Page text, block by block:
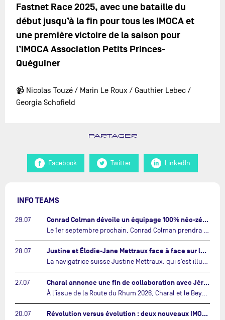
Fastnet Race 2025, avec une bataille du
début jusqu’à la fin pour tous les IMOCA et
une première victoire de la saison pour
l’IMOCA Association Petits Princes-
Quéguiner
📹 Nicolas Touzé / Marin Le Roux / Gauthier Lebec /
Georgia Schofield
PARTAGER
Facebook Twitter LinkedIn
INFO TEAMS
29.07 Conrad Colman dévoile un équipage 100% néo-zélandais tourné vers l'avenir…
28.07 Justine et Élodie-Jane Mettraux face à face sur la transatlantique The Ocean Race Atlantic…
La navigatrice suisse Justine Mettraux, qui s’est illustrée comme la femme la plus rapide du Vendée Globe et qui fait actuellement construire un nouvel IMOCA pour l'édition 2028, sera cette année au départ de la première édition de The Ocean Race Atlantic.…
27.07 Charal annonce une fin de collaboration avec Jérémie Beyou et le Beyou Racing après la Route du Rhum…
À l’issue de la Route du Rhum 2026, Charal et le Beyou Racing mettront fin à leur collaboration. Il a été décidé de manière concertée, après dix ans d’une collaboration riche et performante, d’ouvrir une nouvelle ère pour le projet du Charal Sailing Team.…
20.07 Révolution versus évolution : deux nouveaux IMOCA très différents se préparent pour The Ocean Race Atlantic…